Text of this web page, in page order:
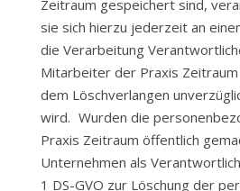
Zeitraum gespeichert sind,
sie sich hierzu jederzeit an
die Verarbeitung
Mitarbeiter der Praxis
dem Löschverlangen
wird. Wurden die
Praxis Zeitraum öffentlich
Unternehmen als
1 DS-GVO zur Löschung der